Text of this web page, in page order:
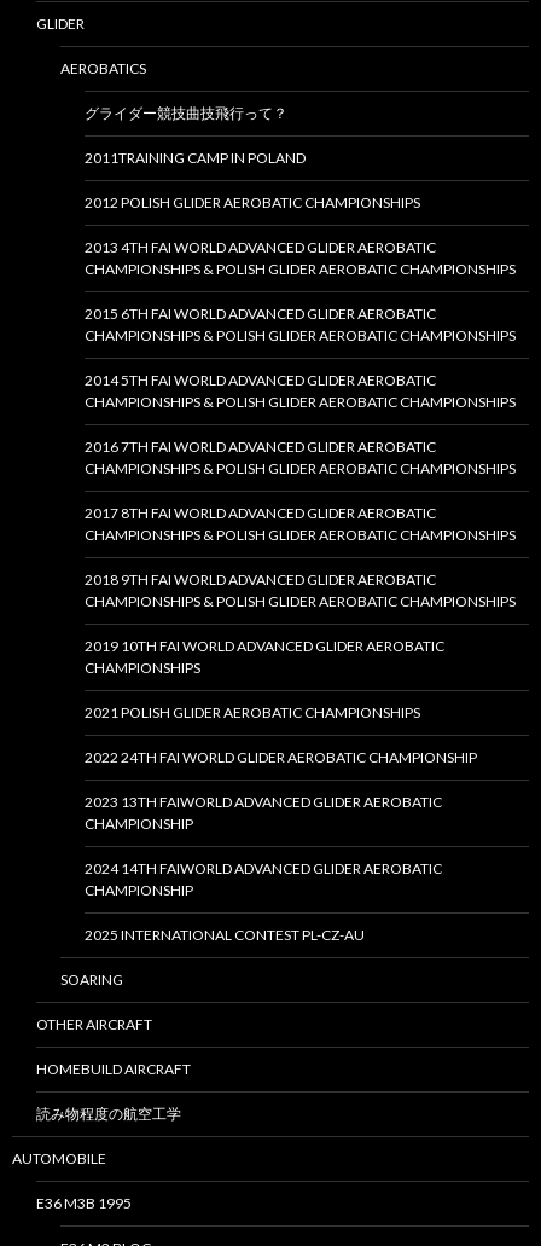
GLIDER
AEROBATICS
グライダー競技曲技飛行って？
2011TRAINING CAMP IN POLAND
2012 POLISH GLIDER AEROBATIC CHAMPIONSHIPS
2013 4TH FAI WORLD ADVANCED GLIDER AEROBATIC
CHAMPIONSHIPS & POLISH GLIDER AEROBATIC CHAMPIONSHIPS
2015 6TH FAI WORLD ADVANCED GLIDER AEROBATIC
CHAMPIONSHIPS & POLISH GLIDER AEROBATIC CHAMPIONSHIPS
2014 5TH FAI WORLD ADVANCED GLIDER AEROBATIC
CHAMPIONSHIPS & POLISH GLIDER AEROBATIC CHAMPIONSHIPS
2016 7TH FAI WORLD ADVANCED GLIDER AEROBATIC
CHAMPIONSHIPS & POLISH GLIDER AEROBATIC CHAMPIONSHIPS
2017 8TH FAI WORLD ADVANCED GLIDER AEROBATIC
CHAMPIONSHIPS & POLISH GLIDER AEROBATIC CHAMPIONSHIPS
2018 9TH FAI WORLD ADVANCED GLIDER AEROBATIC
CHAMPIONSHIPS & POLISH GLIDER AEROBATIC CHAMPIONSHIPS
2019 10TH FAI WORLD ADVANCED GLIDER AEROBATIC
CHAMPIONSHIPS
2021 POLISH GLIDER AEROBATIC CHAMPIONSHIPS
2022 24TH FAI WORLD GLIDER AEROBATIC CHAMPIONSHIP
2023 13TH FAIWORLD ADVANCED GLIDER AEROBATIC
CHAMPIONSHIP
2024 14TH FAIWORLD ADVANCED GLIDER AEROBATIC
CHAMPIONSHIP
2025 INTERNATIONAL CONTEST PL-CZ-AU
SOARING
OTHER AIRCRAFT
HOMEBUILD AIRCRAFT
読み物程度の航空工学
AUTOMOBILE
E36 M3B 1995